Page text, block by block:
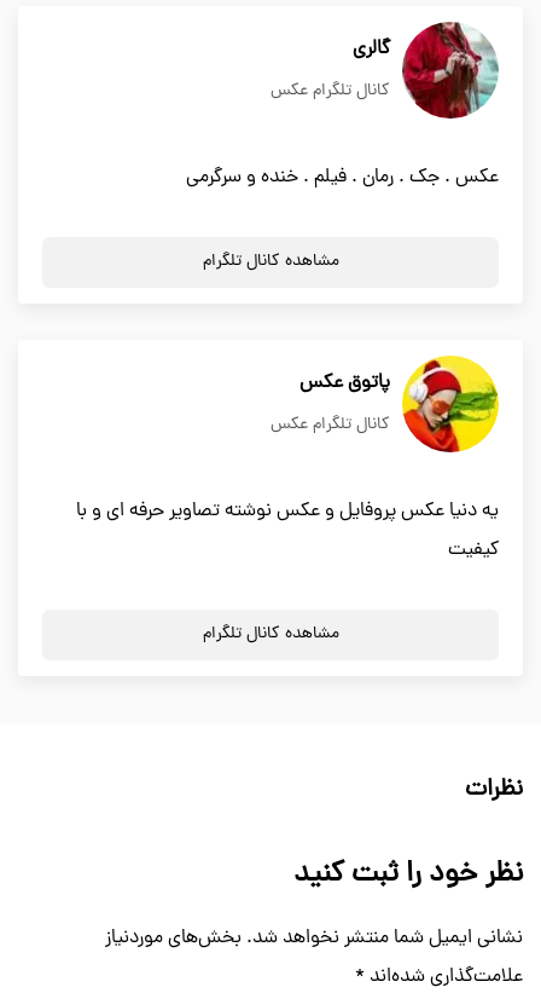
گالری
کانال تلگرام عکس
عکس . جک . رمان . فیلم . خنده و سرگرمی
مشاهده کانال تلگرام
پاتوق عکس
کانال تلگرام عکس
یه دنیا عکس پروفایل و عکس نوشته تصاویر حرفه ای و با
کیفیت
مشاهده کانال تلگرام
نظرات
نظر خود را ثبت کنید
نشانی ایمیل شما منتشر نخواهد شد. بخش‌های موردنیاز
علامت‌گذاری شده‌اند *